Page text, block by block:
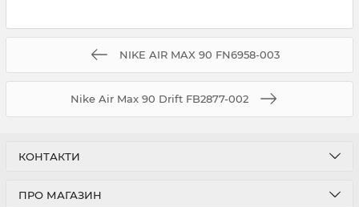
NIKE AIR MAX 90 FN6958-003
Nike Air Max 90 Drift FB2877-002
КОНТАКТИ
ПРО МАГАЗИН